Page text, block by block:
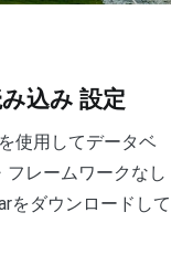
込み 設定
使用してデータベ
レームワークなし
をダウンロードして